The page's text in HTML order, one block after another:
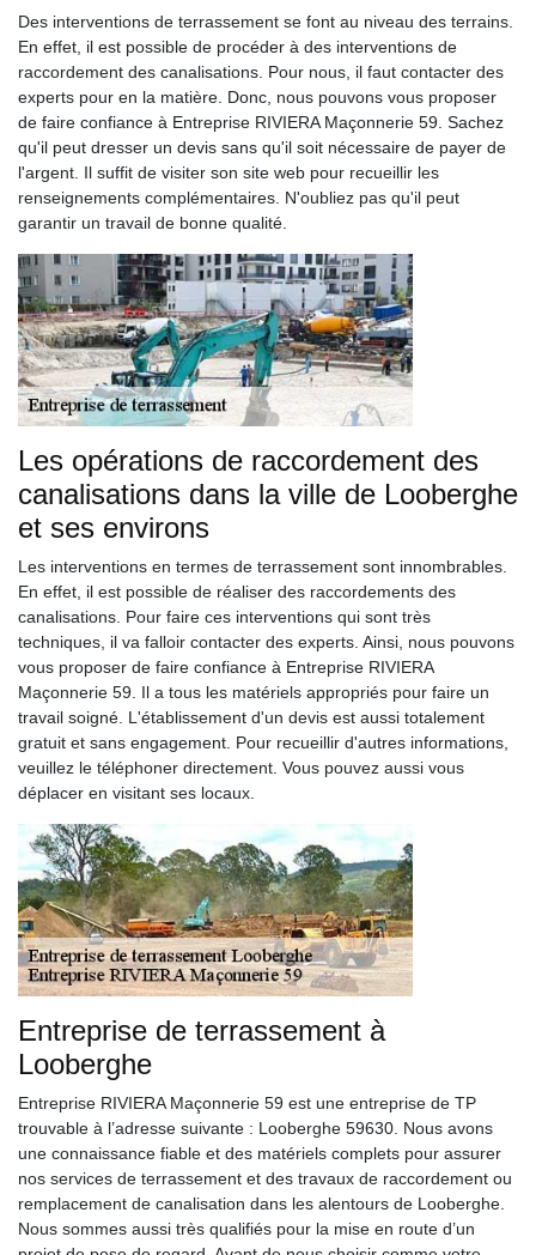
Des interventions de terrassement se font au niveau des terrains.
En effet, il est possible de procéder à des interventions de
raccordement des canalisations. Pour nous, il faut contacter des
experts pour en la matière. Donc, nous pouvons vous proposer
de faire confiance à Entreprise RIVIERA Maçonnerie 59. Sachez
qu'il peut dresser un devis sans qu'il soit nécessaire de payer de
l'argent. Il suffit de visiter son site web pour recueillir les
renseignements complémentaires. N'oubliez pas qu'il peut
garantir un travail de bonne qualité.
Les opérations de raccordement des
canalisations dans la ville de Looberghe
et ses environs
Les interventions en termes de terrassement sont innombrables.
En effet, il est possible de réaliser des raccordements des
canalisations. Pour faire ces interventions qui sont très
techniques, il va falloir contacter des experts. Ainsi, nous pouvons
vous proposer de faire confiance à Entreprise RIVIERA
Maçonnerie 59. Il a tous les matériels appropriés pour faire un
travail soigné. L'établissement d'un devis est aussi totalement
gratuit et sans engagement. Pour recueillir d'autres informations,
veuillez le téléphoner directement. Vous pouvez aussi vous
déplacer en visitant ses locaux.
Entreprise de terrassement à
Looberghe
Entreprise RIVIERA Maçonnerie 59 est une entreprise de TP
trouvable à l’adresse suivante : Looberghe 59630. Nous avons
une connaissance fiable et des matériels complets pour assurer
nos services de terrassement et des travaux de raccordement ou
remplacement de canalisation dans les alentours de Looberghe.
Nous sommes aussi très qualifiés pour la mise en route d’un